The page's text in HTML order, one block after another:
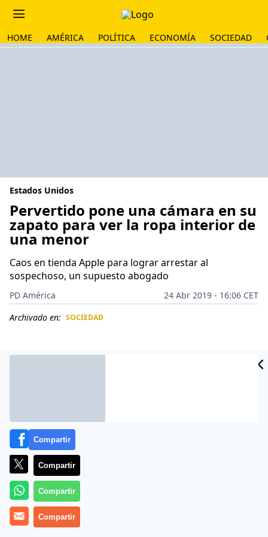
HOME AMÉRICA POLÍTICA ECONOMÍA SOCIEDAD
Estados Unidos
Pervertido pone una cámara en su
zapato para ver la ropa interior de
una menor
Caos en tienda Apple para lograr arrestar al
sospechoso, un supuesto abogado
PD América
24 Abr 2019 - 16:06 CET
Archivado en: SOCIEDAD
Lasnuevas tecnologías
los pervertidos para acosar a las mujeres. Un hombre
Compartir
Compartir
Compartir
Compartir